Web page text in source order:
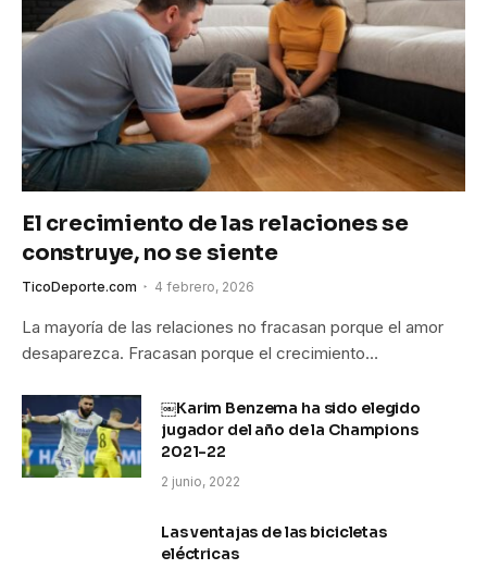
El crecimiento de las relaciones se
construye, no se siente
TicoDeporte.com 4 febrero, 2026
La mayoría de las relaciones no fracasan porque el amor
desaparezca. Fracasan porque el crecimiento…
￼Karim Benzema ha sido elegido
jugador del año de la Champions
2021-22
2 junio, 2022
Las ventajas de las bicicletas
eléctricas